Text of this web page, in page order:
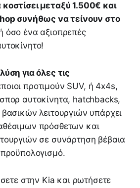
μεταξύ 1.500€ και
συνήθως να τείνουν στο
όσο ένα αξιοπρεπές
για όλες τις
προτιμούν SUV, ή 4x4s,
αυτοκίνητα, hatchbacks,
λειτουργιών υπάρχει
πρόσθετων και
σε συνάρτηση βέβαια
στην Kia και ρωτήσετε